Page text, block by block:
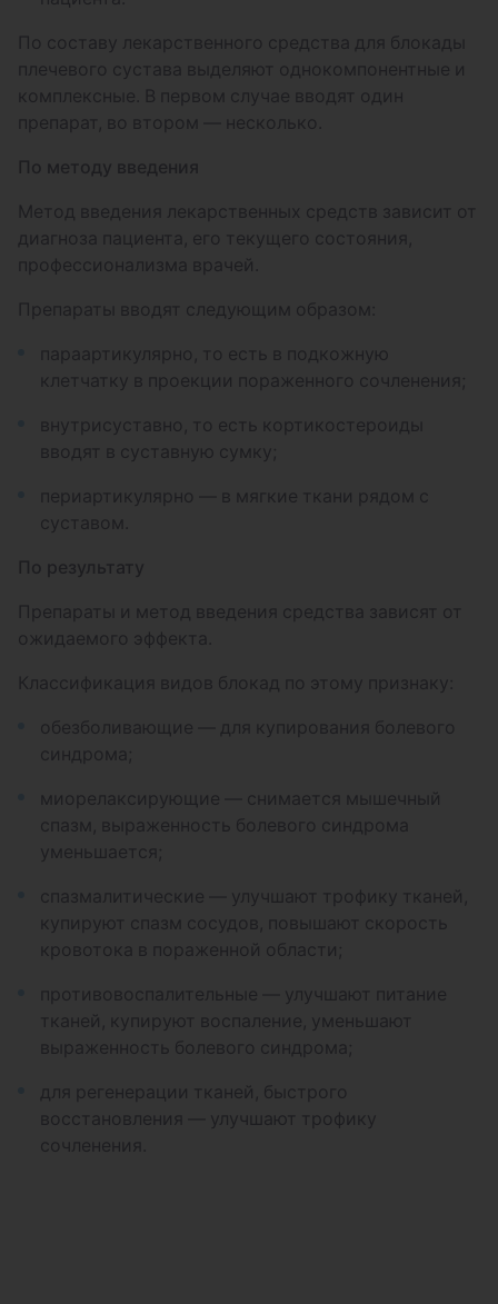
По составу лекарственного средства для блокады
плечевого сустава выделяют однокомпонентные и
комплексные. В первом случае вводят один
препарат, во втором — несколько.
По методу введения
Метод введения лекарственных средств зависит от
диагноза пациента, его текущего состояния,
профессионализма врачей.
Препараты вводят следующим образом:
параартикулярно, то есть в подкожную
клетчатку в проекции пораженного сочленения;
внутрисуставно, то есть кортикостероиды
вводят в суставную сумку;
периартикулярно — в мягкие ткани рядом с
суставом.
По результату
Препараты и метод введения средства зависят от
ожидаемого эффекта.
Классификация видов блокад по этому признаку:
обезболивающие — для купирования болевого
синдрома;
миорелаксирующие — снимается мышечный
спазм, выраженность болевого синдрома
уменьшается;
спазмалитические — улучшают трофику тканей,
купируют спазм сосудов, повышают скорость
кровотока в пораженной области;
противовоспалительные — улучшают питание
тканей, купируют воспаление, уменьшают
выраженность болевого синдрома;
для регенерации тканей, быстрого
восстановления — улучшают трофику
сочленения.
Удаление МОС 1 категории
Удаление МОС 2 категории
Удаление МОС 5 категории
Внутрикожный шов 2 категории
Внутрикожный шов 3 категории
Удаление новообразований 2 стадия
Удаление новообразований 3 стадия
Блокада крестцово-подвздошного
Паравертебральная блокада
позвоночника
Блокада лучезапястного сустава
Блокада коленного сустава
Блокада плечевого сустава
Блокада тазобедренного сустава и
Блокада грушевидной мышцы
Блокада при пяточной шпоре
Блокада триггерных точек